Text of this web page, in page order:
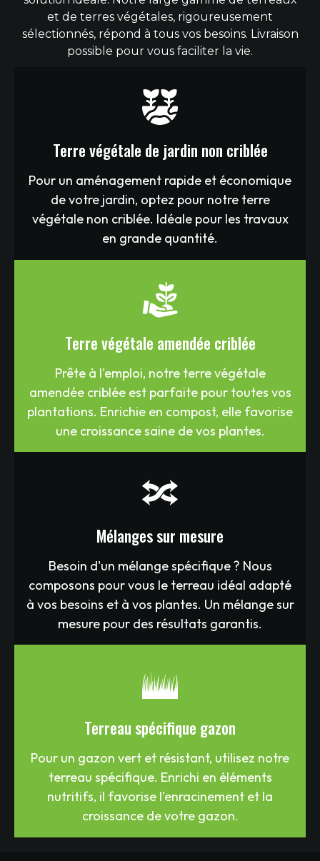
et de terres végétales, rigoureusement
sélectionnés, répond à tous vos besoins. Livraison
possible pour vous faciliter la vie.
Terre végétale de jardin non criblée
Pour un aménagement rapide et économique
de votre jardin, optez pour notre terre
végétale non criblée. Idéale pour les travaux
en grande quantité.
Terre végétale amendée criblée
Prête à l'emploi, notre terre végétale
amendée criblée est parfaite pour toutes vos
plantations. Enrichie en compost, elle favorise
une croissance saine de vos plantes.
Terreau spécifique gazon
Pour un gazon vert et résistant, utilisez notre
terreau spécifique. Enrichi en éléments
nutritifs, il favorise l'enracinement et la
croissance de votre gazon.
Mélanges sur mesure
Besoin d'un mélange spécifique ? Nous
composons pour vous le terreau idéal adapté
à vos besoins et à vos plantes. Un mélange sur
mesure pour des résultats garantis.